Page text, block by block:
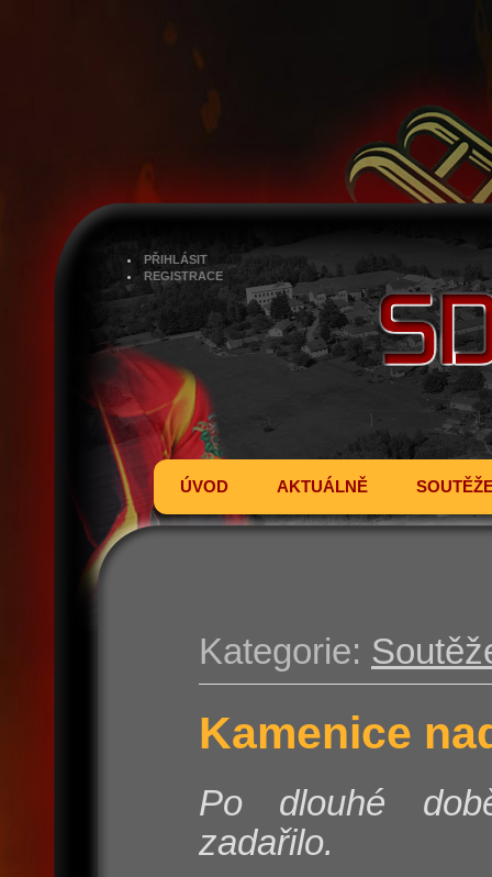
PŘIHLÁSIT
REGISTRACE
ÚVOD AKTUÁLNĚ
Kategorie:
Kamenice
Po dlouhé
zadařilo.